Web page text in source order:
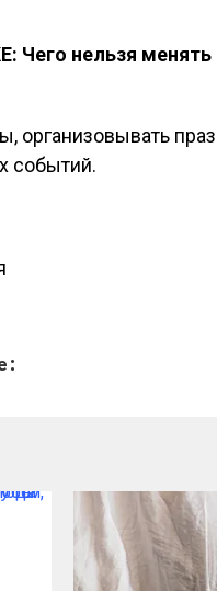
Чего нельзя
организовывать
событий.